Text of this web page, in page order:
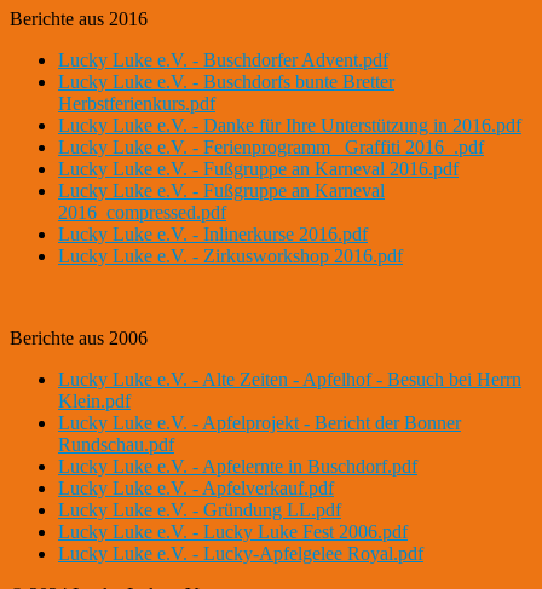
Berichte aus 2016
Lucky Luke e.V. - Buschdorfer Advent.pdf
Lucky Luke e.V. - Buschdorfs bunte Bretter
Herbstferienkurs.pdf
Lucky Luke e.V. - Danke für Ihre Unterstützung in 2016.pdf
Lucky Luke e.V. - Ferienprogramm _Graffiti 2016_.pdf
Lucky Luke e.V. - Fußgruppe an Karneval 2016.pdf
Lucky Luke e.V. - Fußgruppe an Karneval
2016_compressed.pdf
Lucky Luke e.V. - Inlinerkurse 2016.pdf
Lucky Luke e.V. - Zirkusworkshop 2016.pdf
Berichte aus 2006
Lucky Luke e.V. - Alte Zeiten - Apfelhof - Besuch bei Herrn
Klein.pdf
Lucky Luke e.V. - Apfelprojekt - Bericht der Bonner
Rundschau.pdf
Lucky Luke e.V. - Apfelernte in Buschdorf.pdf
Lucky Luke e.V. - Apfelverkauf.pdf
Lucky Luke e.V. - Gründung LL.pdf
Lucky Luke e.V. - Lucky Luke Fest 2006.pdf
Lucky Luke e.V. - Lucky-Apfelgelee Royal.pdf